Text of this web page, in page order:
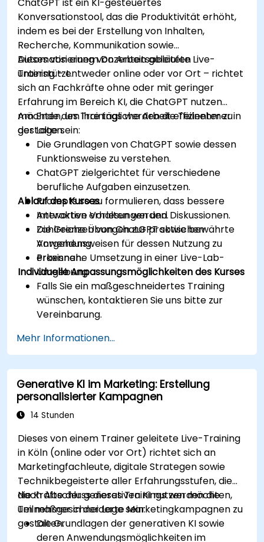
Konversationstool, das die Produktivität erhöht,
indem es bei der Erstellung von Inhalten,
Recherche, Kommunikation sowie
Automatisierung von Arbeitsabläufen
unterstützt.
Dieses von einem Dozenten geleitete Live-
Training – entweder online oder vor Ort – richtet
sich an Fachkräfte ohne oder mit geringer
Erfahrung im Bereich KI, die ChatGPT nutzen
möchten, um ihre tägliche Arbeit effizienter zu
gestalten.
Am Ende des Trainings werden die Teilnehmer in
der Lage sein:
Die Grundlagen von ChatGPT sowie dessen
Funktionsweise zu verstehen.
ChatGPT zielgerichtet für verschiedene
berufliche Aufgaben einzusetzen.
Prompts so zu formulieren, dass bessere
Antworten erhalten werden.
Die Grenzen von ChatGPT sowie bewährte
Vorgehensweisen für dessen Nutzung zu
erkennen.
Ablauf des Kurses
Interaktive Vorlesungen und Diskussionen.
Zahlreiche Übungen zur praktischen
Anwendung.
Praxisnahe Umsetzung in einer Live-Lab-
Umgebung.
Individuelle Anpassungsmöglichkeiten des Kurses
Falls Sie ein maßgeschneidertes Training
wünschen, kontaktieren Sie uns bitte zur
Vereinbarung.
Mehr Informationen...
Generative KI im Marketing: Erstellung
personalisierter Kampagnen
14 Stunden
Dieses von einem Trainer geleitete Live-Training
in Köln (online oder vor Ort) richtet sich an
Marketingfachleute, digitale Strategen sowie
Technikbegeisterte aller Erfahrungsstufen, die
die Kräfte der generativen KI nutzen möchten,
um maßgeschneiderte Marketingkampagnen zu
gestalten.
Nach Abschluss dieses Trainings werden die
Teilnehmer in der Lage sein:
Die Grundlagen der generativen KI sowie
deren Anwendungsmöglichkeiten im